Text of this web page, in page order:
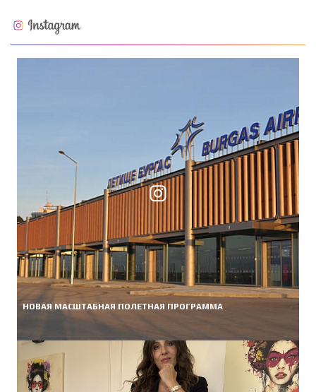
НОВАЯ МАСШТАБНАЯ ПОЛЕТНАЯ ПРОГРАММА